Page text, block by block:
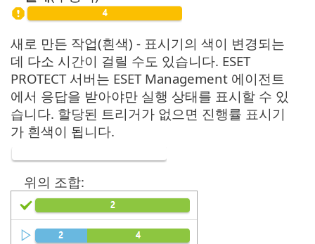
새로 만든 작업(흰색) - 표시기의 색이 변경되는
데 다소 시간이 걸릴 수도 있습니다. ESET
PROTECT 서버는 ESET Management 에이전트
에서 응답을 받아야만 실행 상태를 표시할 수 있
습니다. 할당된 트리거가 없으면 진행률 표시기
가 흰색이 됩니다.
위의 조합: